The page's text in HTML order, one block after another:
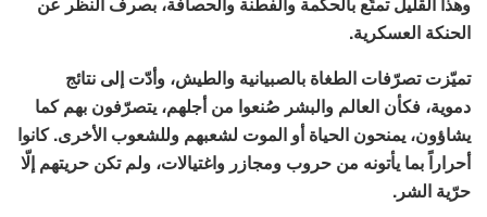
الحنكة العسكرية.
تميّزت تصرّفات الطغاة بالصبيانية والطيش، وأدّت إلى نتائج
دموية، فكأن العالم والبشر صُنعوا من أجلهم، يتصرّفون بهم كما
يشاؤون، يمنحون الحياة أو الموت لشعبهم وللشعوب الأخرى. كانوا
أحراراً بما يأتونه من حروب ومجازر واغتيالات، ولم تكن حريتهم إلّا
حرّية الشر.